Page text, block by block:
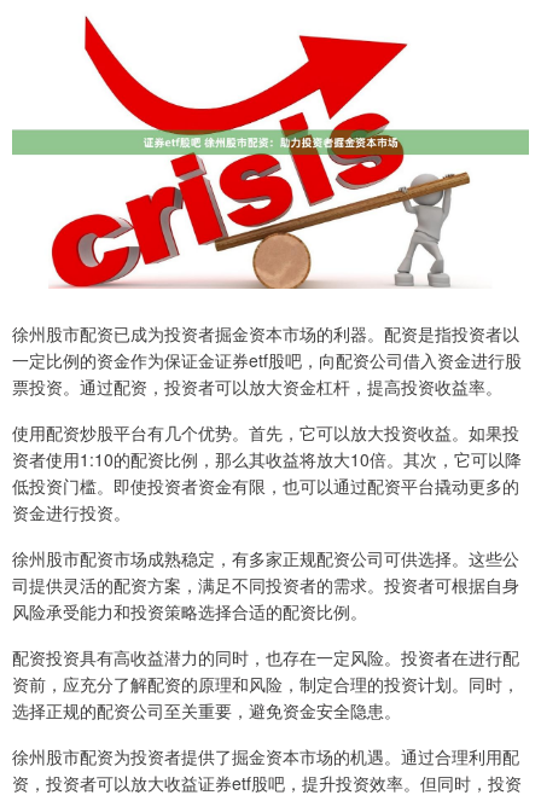
徐州股市配资已成为投资者掘金资本市场的利器。配资是指投资者以
一定比例的资金作为保证金证券etf股吧，向配资公司借入资金进行股
票投资。通过配资，投资者可以放大资金杠杆，提高投资收益率。
使用配资炒股平台有几个优势。首先，它可以放大投资收益。如果投
资者使用1:10的配资比例，那么其收益将放大10倍。其次，它可以降
低投资门槛。即使投资者资金有限，也可以通过配资平台撬动更多的
资金进行投资。
徐州股市配资市场成熟稳定，有多家正规配资公司可供选择。这些公
司提供灵活的配资方案，满足不同投资者的需求。投资者可根据自身
风险承受能力和投资策略选择合适的配资比例。
配资投资具有高收益潜力的同时，也存在一定风险。投资者在进行配
资前，应充分了解配资的原理和风险，制定合理的投资计划。同时，
选择正规的配资公司至关重要，避免资金安全隐患。
徐州股市配资为投资者提供了掘金资本市场的机遇。通过合理利用配
资，投资者可以放大收益证券etf股吧，提升投资效率。但同时，投资